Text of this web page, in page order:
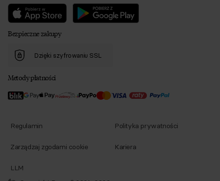
Bezpieczne zakupy
Dzięki szyfrowaniu SSL
Metody płatności
Regulamin Polityka prywatności
Zarządzaj zgodami cookie Kariera
LLM